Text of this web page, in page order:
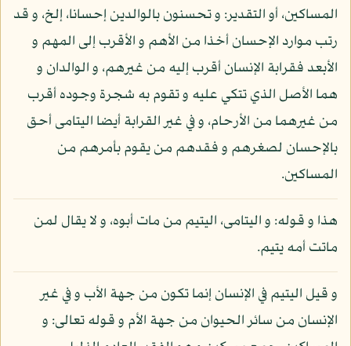
المساكين، أو التقدير: و تحسنون بالوالدين إحسانا، إلخ، و قد
رتب موارد الإحسان أخذا من الأهم و الأقرب إلى المهم و
الأبعد فقرابة الإنسان أقرب إليه من غيرهم، و الوالدان و
هما الأصل الذي تتكي عليه و تقوم به شجرة وجوده أقرب
من غيرهما من الأرحام، و في غير القرابة أيضا اليتامى أحق
بالإحسان لصغرهم و فقدهم من يقوم بأمرهم من
المساكين.
هذا و قوله: و اليتامى، اليتيم من مات أبوه، و لا يقال لمن
ماتت أمه يتيم.
و قيل اليتيم في الإنسان إنما تكون من جهة الأب و في غير
الإنسان من سائر الحيوان من جهة الأم و قوله تعالى: و